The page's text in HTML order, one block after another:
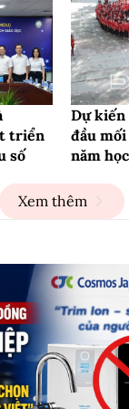
triển
số
Dự kiến
đầu
năm
Xem thêm